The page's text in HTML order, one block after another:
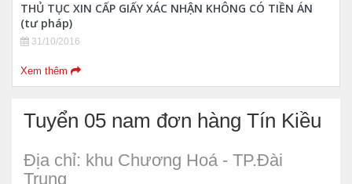
THỦ TỤC XIN CẤP GIẤY XÁC NHẬN KHÔNG CÓ TIỀN ÁN
(tư pháp)
31/10/2016
Xem thêm
Tuyển 05 nam đơn hàng Tín Kiều
Địa chỉ: khu Chương Hoá - TP.Đài
Trung